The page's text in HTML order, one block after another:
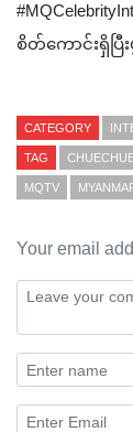
စိတ်ကောင်းရှိပ
CATEGORY
TAG
MQTV
Your email